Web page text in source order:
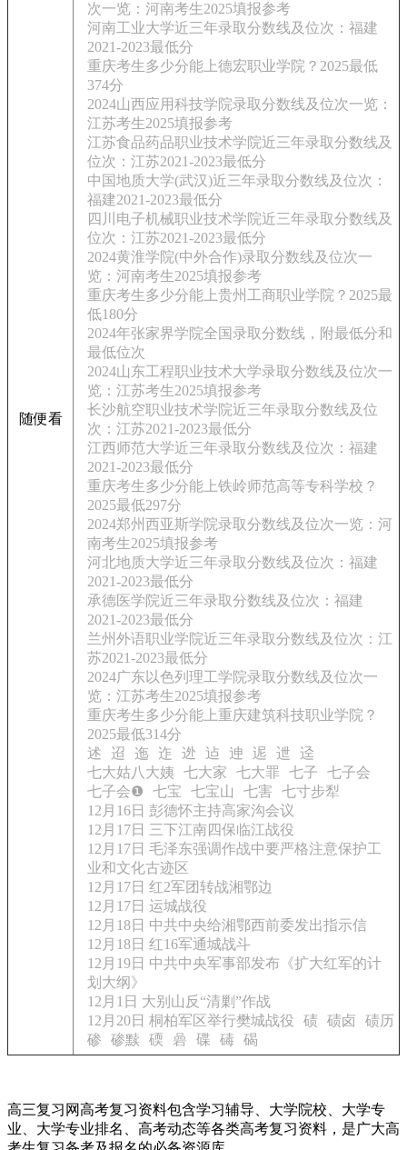
随便看
次一览：河南考生2025填报参考
河南工业大学近三年录取分数线及位次：福建
2021-2023最低分
重庆考生多少分能上德宏职业学院？2025最低
374分
2024山西应用科技学院录取分数线及位次一览：
江苏考生2025填报参考
江苏食品药品职业技术学院近三年录取分数线及
位次：江苏2021-2023最低分
中国地质大学(武汉)近三年录取分数线及位次：
福建2021-2023最低分
四川电子机械职业技术学院近三年录取分数线及
位次：江苏2021-2023最低分
2024黄淮学院(中外合作)录取分数线及位次一
览：河南考生2025填报参考
重庆考生多少分能上贵州工商职业学院？2025最
低180分
2024年张家界学院全国录取分数线，附最低分和
最低位次
2024山东工程职业技术大学录取分数线及位次一
览：江苏考生2025填报参考
长沙航空职业技术学院近三年录取分数线及位
次：江苏2021-2023最低分
江西师范大学近三年录取分数线及位次：福建
2021-2023最低分
重庆考生多少分能上铁岭师范高等专科学校？
2025最低297分
2024郑州西亚斯学院录取分数线及位次一览：河
南考生2025填报参考
河北地质大学近三年录取分数线及位次：福建
2021-2023最低分
承德医学院近三年录取分数线及位次：福建
2021-2023最低分
兰州外语职业学院近三年录取分数线及位次：江
苏2021-2023最低分
2024广东以色列理工学院录取分数线及位次一
览：江苏考生2025填报参考
重庆考生多少分能上重庆建筑科技职业学院？
2025最低314分
述
迢 迤 迮 迯 迠 迧 迡 迣
迳
七大姑八大姨
七大家 七大罪 七子
七子会
七子会❶
七宝 七宝山 七害
七寸步犁
12月16日 彭德怀主持高家沟会议
12月17日 三下江南四保临江战役
12月17日 毛泽东强调作战中要严格注意保护工
业和文化古迹区
12月17日 红2军团转战湘鄂边
12月17日 运城战役
12月18日 中共中央给湘鄂西前委发出指示信
12月18日 红16军通城战斗
12月19日 中共中央军事部发布《扩大红军的计
划大纲》
12月1日 大别山反“清剿”作战
12月20日 桐柏军区举行樊城战役
碛 碛卤
碛历
碜
碜黩 碝 碞 碟 碡 碣
高三复习网高考复习资料包含学习辅导、大学院校、大学专
业、大学专业排名、高考动态等各类高考复习资料，是广大高